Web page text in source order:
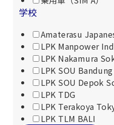
学校
Amaterasu
LPK Manpower
LPK Nakamura
LPK SOU
LPK SOU Depok
LPK TDG
LPK Terakoya
LPK TLM BALI